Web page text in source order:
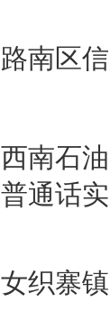
路南区
西南石
普通话
女织寨